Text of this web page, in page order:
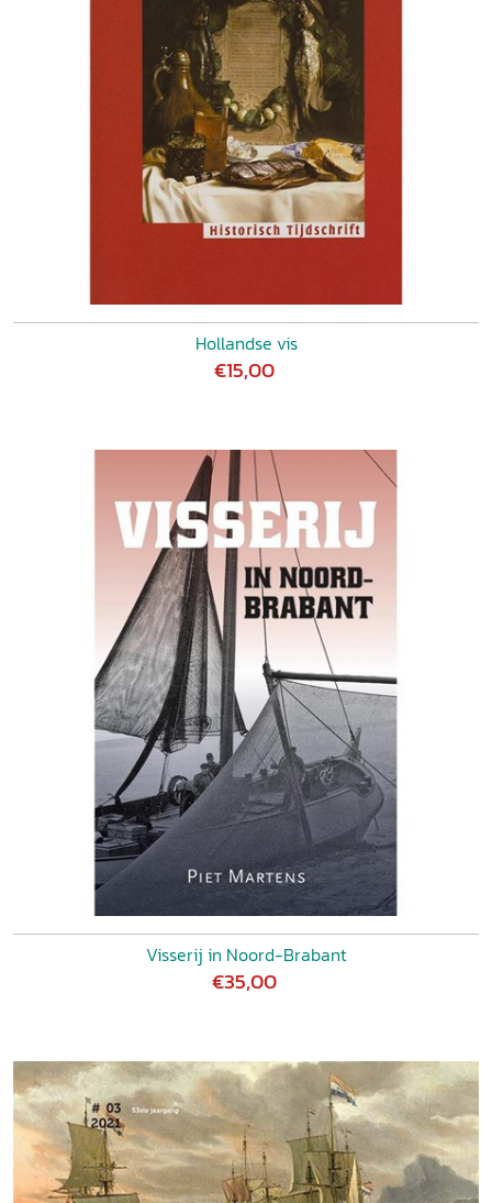
Hollandse vis
€15,00
Visserij in Noord-Brabant
€35,00